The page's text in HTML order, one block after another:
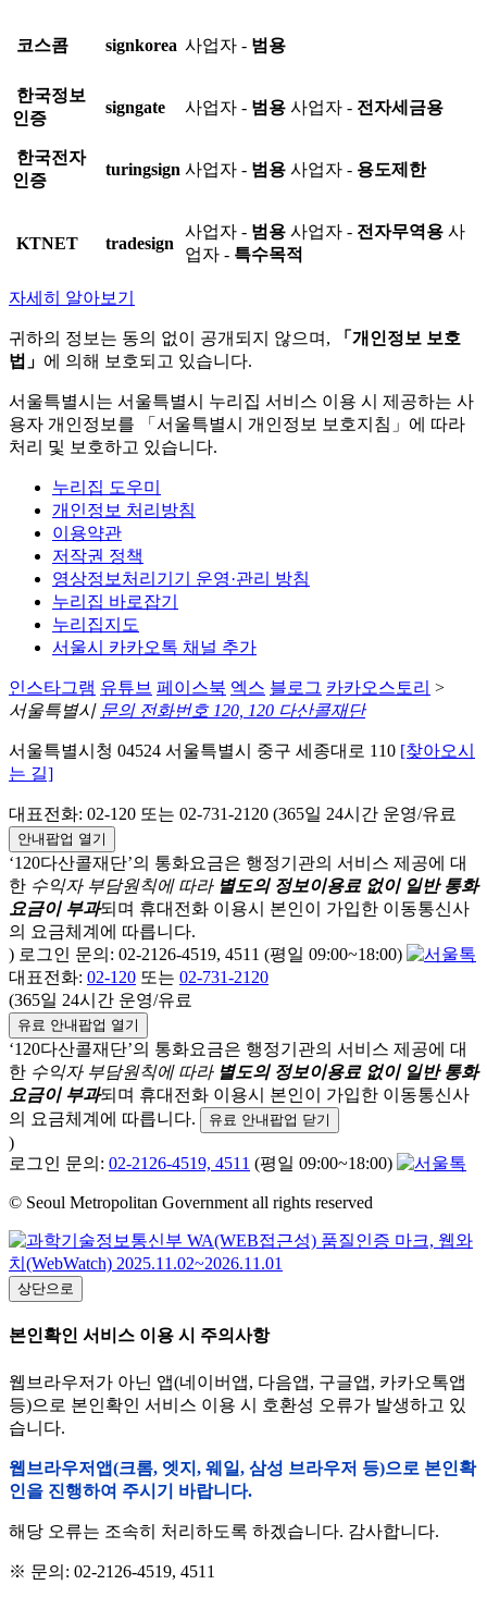
코스콤 signkorea 사업자 - 범용
한국정보
인증
signgate 사업자 - 범용 사업자 - 전자세금용
한국전자
인증
turingsign 사업자 - 범용 사업자 - 용도제한
KTNET tradesign
사업자 - 범용 사업자 - 전자무역용 사
업자 - 특수목적
자세히 알아보기
귀하의 정보는 동의 없이 공개되지 않으며,
「개인정보 보호
법」 에 의해 보호되고 있습니다.
서울특별시는 서울특별시 누리집 서비스 이용 시 제공하는 사
용자 개인정보를 「서울특별시 개인정보 보호지침」에 따라
처리 및 보호하고 있습니다.
누리집 도우미
개인정보 처리방침
이용약관
저작권 정책
영상정보처리기기 운영·관리 방침
누리집 바로잡기
누리집지도
서울시 카카오톡 채널 추가
인스타그램 유튜브 페이스북 엑스 블로그 카카오스토리 >
서울특별시 문의 전화번호 120, 120 다산콜재단
서울특별시청 04524 서울특별시 중구 세종대로 110 [찾아오시
는 길]
대표전화: 02-120 또는 02-731-2120 (365일 24시간 운영/유료
안내팝업 열기
‘120다산콜재단’의 통화요금은 행정기관의 서비스 제공에 대
한 수익자 부담원칙에 따라 별도의 정보이용료 없이 일반 통화
요금이 부과되며 휴대전화 이용시 본인이 가입한 이동통신사
의 요금체계에 따릅니다.
) 로그인 문의: 02-2126-4519, 4511 (평일 09:00~18:00)
대표전화: 02-120 또는 02-731-2120
(365일 24시간 운영/유료
유료 안내팝업 열기
‘120다산콜재단’의 통화요금은 행정기관의 서비스 제공에 대
한 수익자 부담원칙에 따라 별도의 정보이용료 없이 일반 통화
요금이 부과되며 휴대전화 이용시 본인이 가입한 이동통신사
의 요금체계에 따릅니다.
유료 안내팝업 닫기
)
로그인 문의: 02-2126-4519, 4511 (평일 09:00~18:00)
© Seoul Metropolitan Government all rights reserved
상단으로
본인확인 서비스 이용 시 주의사항
웹브라우저가 아닌 앱(네이버앱, 다음앱, 구글앱, 카카오톡앱
등)으로 본인확인 서비스 이용 시 호환성 오류가 발생하고 있
습니다.
웹브라우저앱(크롬, 엣지, 웨일, 삼성 브라우저 등)으로 본인확
인을 진행하여 주시기 바랍니다.
해당 오류는 조속히 처리하도록 하겠습니다. 감사합니다.
※ 문의: 02-2126-4519, 4511